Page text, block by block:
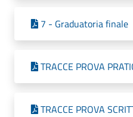
7 - Graduatoria finale
TRACCE PROVA
TRACCE PROVA